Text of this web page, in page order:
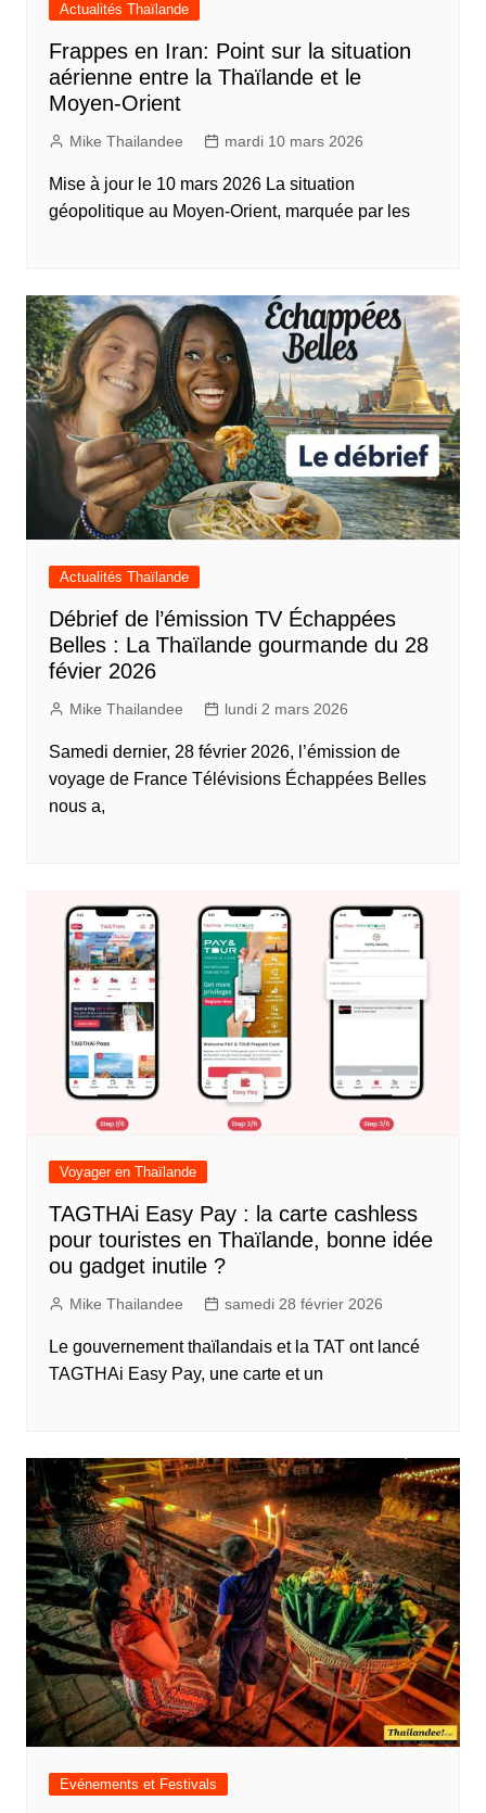
Actualités Thaïlande
Frappes en Iran: Point sur la situation
aérienne entre la Thaïlande et le
Moyen-Orient
Mike Thailandee mardi 10 mars 2026
Mise à jour le 10 mars 2026 La situation
géopolitique au Moyen-Orient, marquée par les
Actualités Thaïlande
Débrief de l’émission TV Échappées
Belles : La Thaïlande gourmande du 28
févier 2026
Mike Thailandee lundi 2 mars 2026
Samedi dernier, 28 février 2026, l’émission de
voyage de France Télévisions Échappées Belles
nous a,
Voyager en Thaïlande
TAGTHAi Easy Pay : la carte cashless
pour touristes en Thaïlande, bonne idée
ou gadget inutile ?
Mike Thailandee samedi 28 février 2026
Le gouvernement thaïlandais et la TAT ont lancé
TAGTHAi Easy Pay, une carte et un
Evénements et Festivals